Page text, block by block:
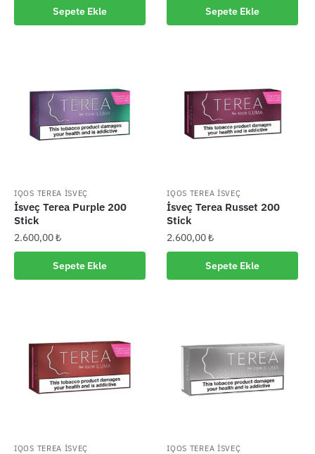
Sepete Ekle Sepete Ekle
IQOS TEREA İSVEÇ
İsveç Terea Purple 200
Stick
2.600,00₺
Sepete Ekle
IQOS TEREA İSVEÇ
İsveç Terea Russet 200
Stick
2.600,00₺
Sepete Ekle
IQOS TEREA İSVEÇ IQOS TEREA İSVEÇ